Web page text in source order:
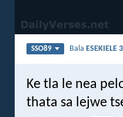
SSO89 BalaESEKIELE
Ke tla le nea
thata sa lejwe